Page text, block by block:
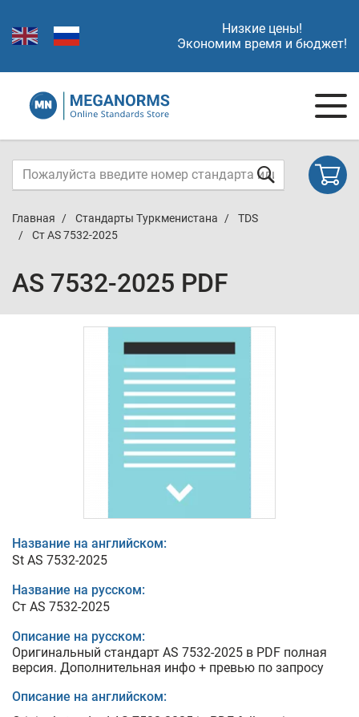
Низкие цены!
Экономим время и бюджет!
Главная Стандарты Туркменистана
TDS
Ст AS 7532-2025
AS 7532-2025 PDF
Название на английском:
St AS 7532-2025
Название на русском:
Ст AS 7532-2025
Описание на русском:
Оригинальный стандарт AS 7532-2025 в PDF полная
версия. Дополнительная инфо + превью по запросу
Описание на английском: